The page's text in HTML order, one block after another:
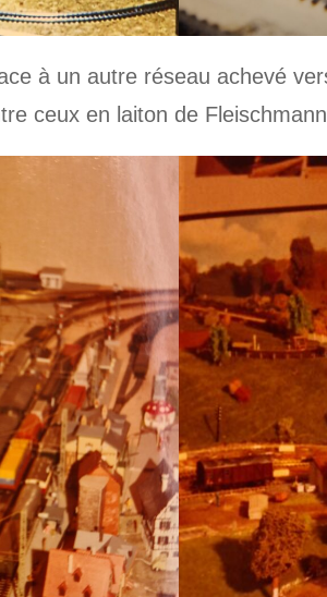
à un autre réseau achevé
ceux en laiton de